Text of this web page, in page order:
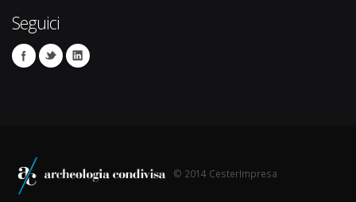
Seguici
© 2014 CesterImpresa